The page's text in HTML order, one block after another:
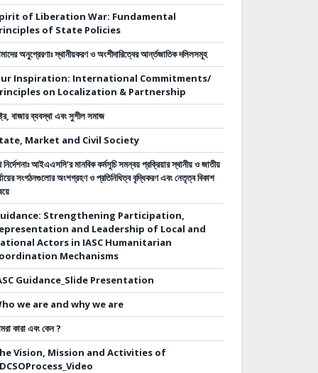
of Liberation War: Fundamental
of State Policies
অনুপ্রেরণাঃ স্থানীয়করণ ও অংশীদারিত্বের আর্ন্তজাতিক দলিলসমূহ
Inspiration: International Commitments/
on Localization & Partnership
বাজার ব্যবস্থা এবং সুশীল সমাজ
Market and Civil Society
আইএএসসি’র মানবিক কর্মসূচি সমন্বয় প্রক্রিয়ার স্থানীয় ও জাতীয়
সংগঠনগুলোর অংশগ্রহণ ও প্রতিনিধিত্ব বৃদ্ধিকরণ এবং নেতৃত্ব বিকাশ
Strengthening Participation,
and Leadership of Local and
Actors in IASC Humanitarian
Mechanisms
Guidance_Slide Presentation
we are and why we are
কারা এবং কেন ?
Vision, Mission and Activities of